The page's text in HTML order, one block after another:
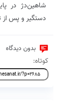
شاهین‌دژ در
دستگیر و پس از
بدون دیدگاه
کوتاه: